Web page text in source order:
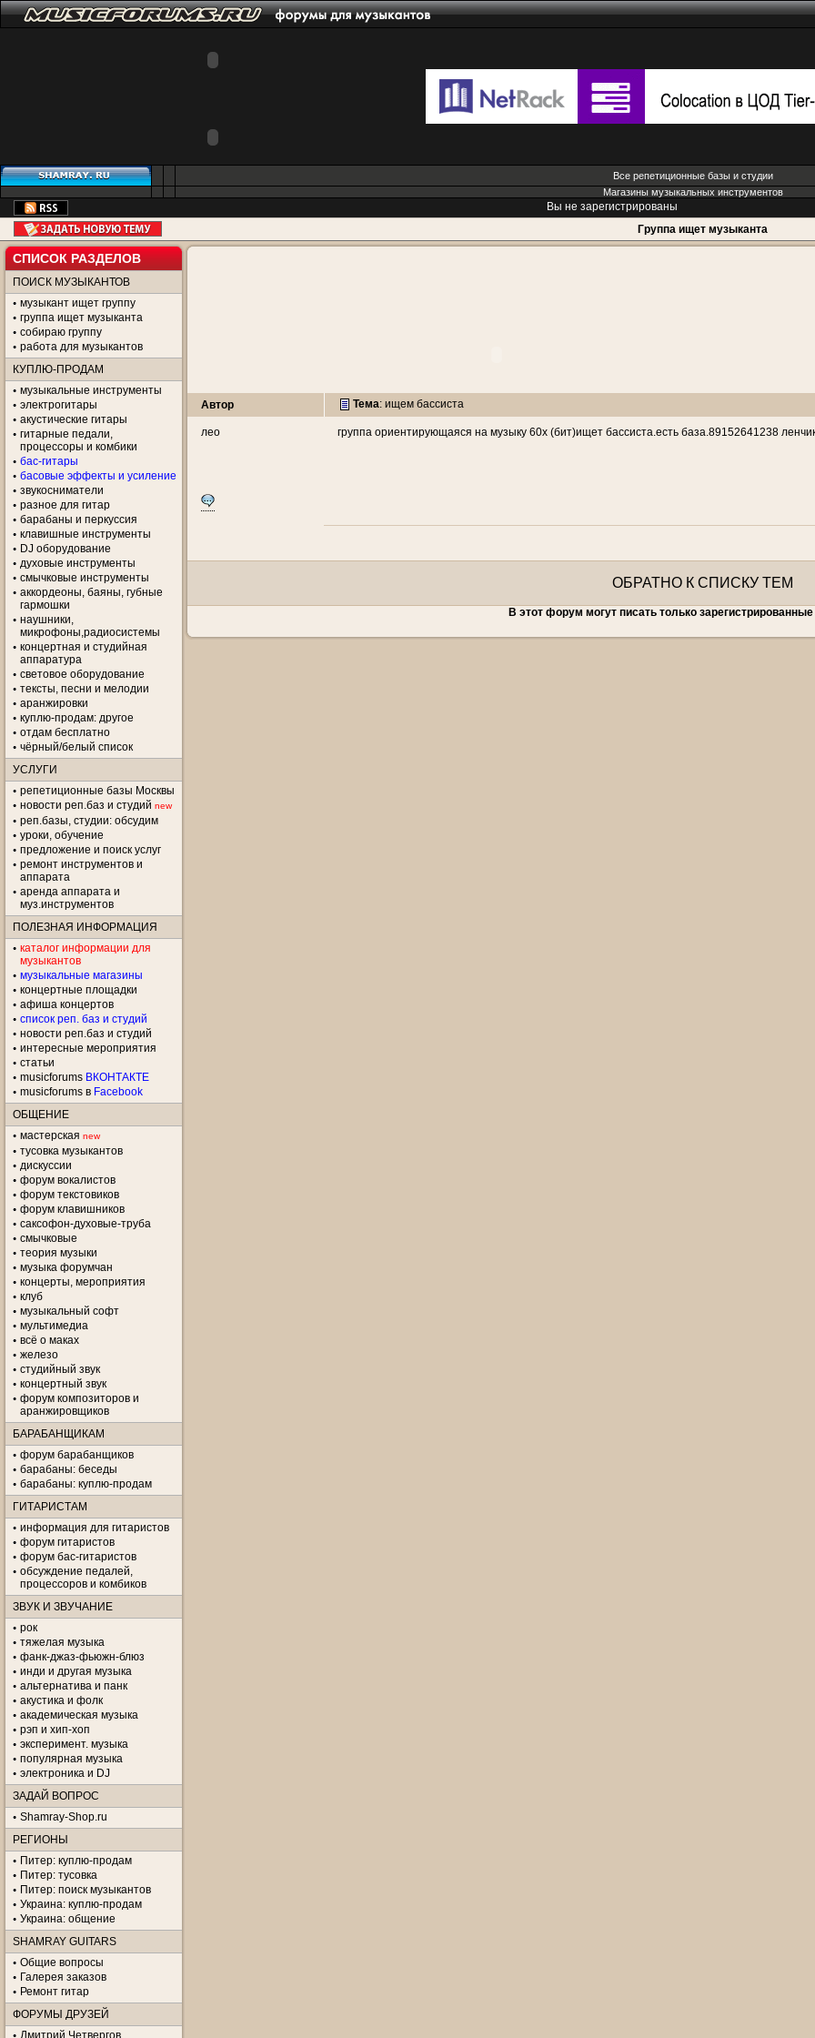
Все репетиционные базы и студии
Магазины музыкальных инструментов
Вы не зарегистрированы
Группа ищет музыканта
СПИСОК РАЗДЕЛОВ
ПОИСК МУЗЫКАНТОВ
музыкант ищет группу
группа ищет музыканта
собираю группу
работа для музыкантов
КУПЛЮ-ПРОДАМ
музыкальные инструменты
электрогитары
акустические гитары
гитарные педали,
процессоры и комбики
бас-гитары
басовые эффекты и усиление
звукосниматели
разное для гитар
барабаны и перкуссия
клавишные инструменты
DJ оборудование
духовые инструменты
смычковые инструменты
аккордеоны, баяны, губные
гармошки
наушники,
микрофоны,радиосистемы
концертная и студийная
аппаратура
световое оборудование
тексты, песни и мелодии
аранжировки
куплю-продам: другое
отдам бесплатно
чёрный/белый список
УСЛУГИ
репетиционные базы Москвы
новости реп.баз и студий new
реп.базы, студии: обсудим
уроки, обучение
предложение и поиск услуг
ремонт инструментов и
аппарата
аренда аппарата и
муз.инструментов
ПОЛЕЗНАЯ ИНФОРМАЦИЯ
каталог информации для
музыкантов
музыкальные магазины
концертные площадки
aфиша концертов
список реп. баз и студий
новости реп.баз и студий
интересные мероприятия
статьи
musicforums ВКОНТАКТЕ
musicforums в Facebook
ОБЩЕНИЕ
мастерская new
тусовка музыкантов
дискуссии
форум вокалистов
форум текстовиков
форум клавишников
саксофон-духовые-труба
смычковые
теория музыки
музыка форумчан
концерты, мероприятия
клуб
музыкальный софт
мультимедиа
всё о маках
железо
студийный звук
концертный звук
форум композиторов и
аранжировщиков
БАРАБАНЩИКАМ
форум барабанщиков
барабаны: беседы
барабаны: куплю-продам
ГИТАРИСТАМ
информация для гитаристов
форум гитаристов
форум бас-гитаристов
обсуждение педалей,
процессоров и комбиков
ЗВУК И ЗВУЧАНИЕ
рок
тяжелая музыка
фанк-джаз-фьюжн-блюз
инди и другая музыка
альтернатива и панк
акустика и фолк
академическая музыка
рэп и хип-хоп
эксперимент. музыка
популярная музыка
электроника и DJ
ЗАДАЙ ВОПРОС
Shamray-Shop.ru
РЕГИОНЫ
Питер: куплю-продам
Питер: тусовка
Питер: поиск музыкантов
Украина: куплю-продам
Украина: общение
SHAMRAY GUITARS
Общие вопросы
Галерея заказов
Ремонт гитар
ФОРУМЫ ДРУЗЕЙ
Дмитрий Четвергов
Автор Тема: ищем бассиста
лео группа ориентирующаяся на музыку 60х (бит)ищет бассиста.есть база.89152641238
ОБРАТНО К СПИСКУ ТЕМ
В этот форум могут писать только